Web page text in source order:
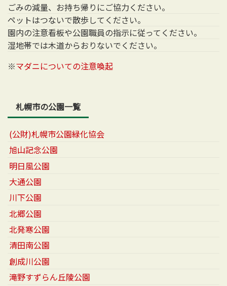
ごみの減量、お持ち帰りにご協力ください。
ペットはつないで散歩してください。
園内の注意看板や公園職員の指示に従ってください。
湿地帯では木道からおりないでください。
※マダニについての注意喚起
札幌市の公園一覧
(公財)札幌市公園緑化協会
旭山記念公園
明日風公園
大通公園
川下公園
北郷公園
北発寒公園
清田南公園
創成川公園
滝野すずらん丘陵公園